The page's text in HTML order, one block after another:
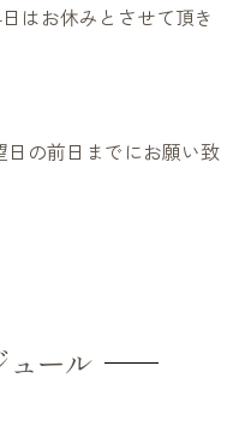
日はお休みとさせて頂き
の前日までにお願い致
ュール